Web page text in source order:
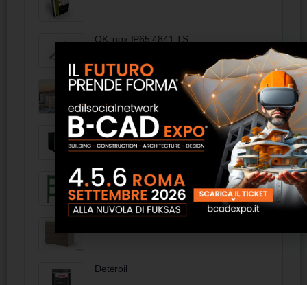
OK inox IP65 4841 TS
Casa Prefabbricata 112 - Norges Hus
Frigobar con compressore
Cancello Doghe Easy mod. ranch ad
un’anta
Deteroil